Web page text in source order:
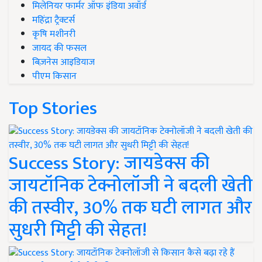
मिलेनियर फार्मर ऑफ इंडिया अवॉर्ड
महिंद्रा ट्रैक्टर्स
कृषि मशीनरी
जायद की फसल
बिज़नेस आइडियाज
पीएम किसान
Top Stories
Success Story: जायडेक्स की
जायटॉनिक टेक्नोलॉजी ने बदली खेती
की तस्वीर, 30% तक घटी लागत और
सुधरी मिट्टी की सेहत!